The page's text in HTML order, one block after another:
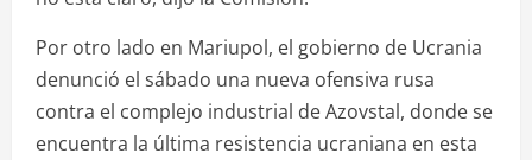
Por otro lado en Mariupol, el gobierno de Ucrania
denunció el sábado una nueva ofensiva rusa
contra el complejo industrial de Azovstal, donde se
encuentra la última resistencia ucraniana en esta